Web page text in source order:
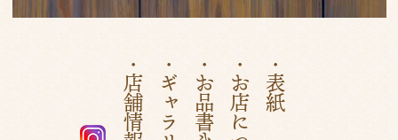
・店舗情報・ギャラリー・お品書き ・表紙